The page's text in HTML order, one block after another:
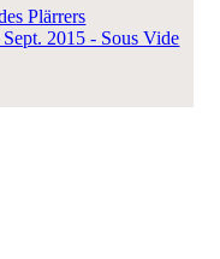
Plärrers
2015 - Sous Vide